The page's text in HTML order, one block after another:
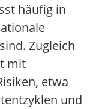
häufig in
Zugleich
mit
etwa
und